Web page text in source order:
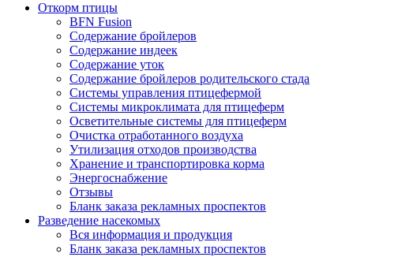
Откорм птицы
BFN Fusion
Содержание бройлеров
Содержание индеек
Содержание уток
Содержание бройлеров родительского стада
Системы управления птицефермой
Системы микроклимата для птицеферм
Осветительные системы для птицеферм
Очистка отработанного воздуха
Утилизация отходов производства
Хранение и транспортировка корма
Энергоснабжение
Отзывы
Бланк заказа рекламных проспектов
Разведение насекомых
Вся информация и продукция
Бланк заказа рекламных проспектов